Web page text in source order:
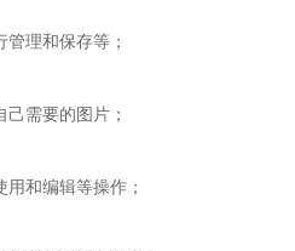
理和保存等；
需要的图片；
和编辑等操作；